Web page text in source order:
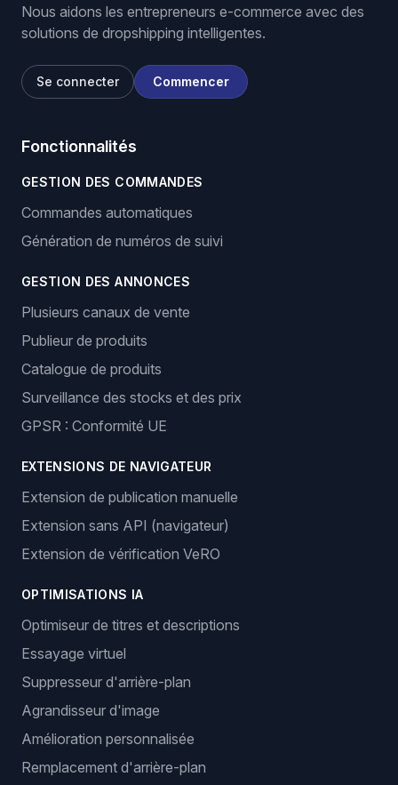
Nous aidons les entrepreneurs e-commerce avec des
solutions de dropshipping intelligentes.
Se connecter Commencer
Fonctionnalités
GESTION DES COMMANDES
Commandes automatiques
Génération de numéros de suivi
GESTION DES ANNONCES
Plusieurs canaux de vente
Publieur de produits
Catalogue de produits
Surveillance des stocks et des prix
GPSR : Conformité UE
EXTENSIONS DE NAVIGATEUR
Extension de publication manuelle
Extension sans API (navigateur)
Extension de vérification VeRO
OPTIMISATIONS IA
Optimiseur de titres et descriptions
Essayage virtuel
Suppresseur d'arrière-plan
Agrandisseur d'image
Amélioration personnalisée
Remplacement d'arrière-plan